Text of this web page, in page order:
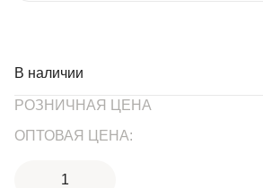
ГАЗОВЫЕ КОВЕРА И КОМПЛЕКТУЮЩИЕ
ВОРОНКИ И ТРУБЫ ЧУГУННЫЕ
В наличии
РОЗНИЧНАЯ ЦЕНА
ОПТОВАЯ ЦЕНА:
1